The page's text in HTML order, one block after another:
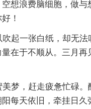
想浪费脑细胞，做与
！
起一张白纸，却无法
在于不顺从。三月再
梦，赶走疲惫忙碌。
每天依旧，牵挂日久